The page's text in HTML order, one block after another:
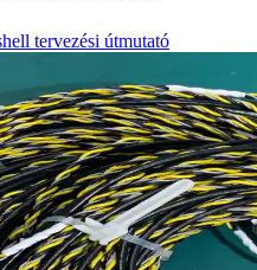
tervezési útmutató